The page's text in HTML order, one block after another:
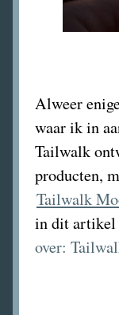
Alweer
waar ik in
Tailwalk
producten,
Tailwalk
in dit artikel
over: